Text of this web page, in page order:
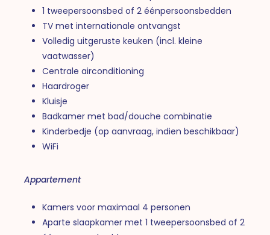
1 tweepersoonsbed of 2 éénpersoonsbedden
TV met internationale ontvangst
Volledig uitgeruste keuken (incl. kleine
vaatwasser)
Centrale airconditioning
Haardroger
Kluisje
Badkamer met bad/douche combinatie
Kinderbedje (op aanvraag, indien beschikbaar)
WiFi
Appartement
Kamers voor maximaal 4 personen
Aparte slaapkamer met 1 tweepersoonsbed of 2